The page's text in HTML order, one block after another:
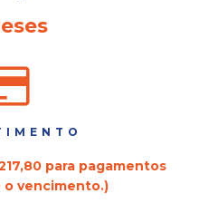
para pagamentos
o vencimento.)